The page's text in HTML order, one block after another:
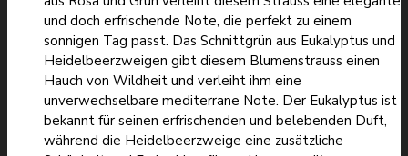
und doch erfrischende Note, die perfekt zu einem
sonnigen Tag passt. Das Schnittgrün aus Eukalyptus und
Heidelbeerzweigen gibt diesem Blumenstrauss einen
Hauch von Wildheit und verleiht ihm eine
unverwechselbare mediterrane Note. Der Eukalyptus ist
bekannt für seinen erfrischenden und belebenden Duft,
während die Heidelbeerzweige eine zusätzliche